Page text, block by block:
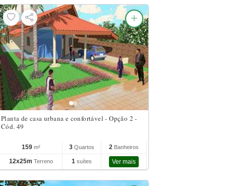
Planta de casa urbana e confortável - Opção 2 -
Cód. 49
159 m² 3 Quartos 2 Banheiros
12x25m Terreno 1 suítes Ver mais